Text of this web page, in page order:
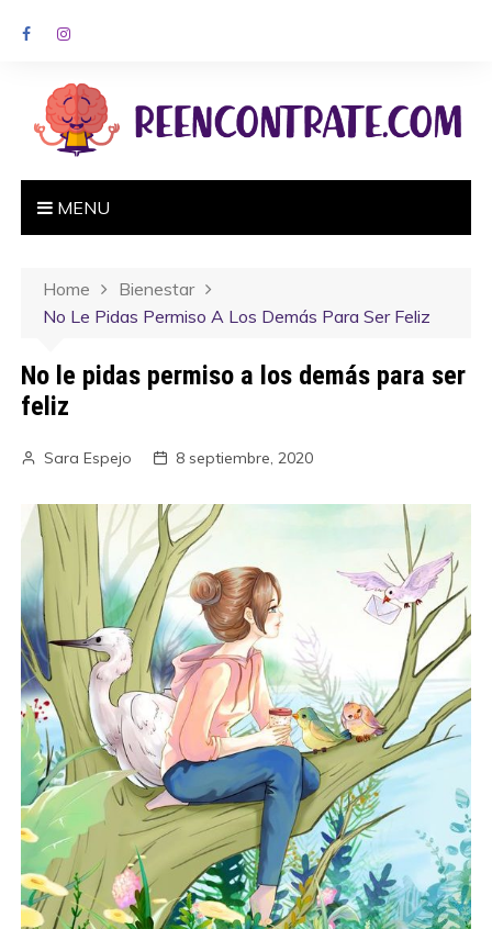
MENU
Home
Bienestar
No Le Pidas Permiso A Los Demás Para Ser Feliz
No le pidas permiso a los demás para ser
feliz
Sara Espejo 8 septiembre, 2020